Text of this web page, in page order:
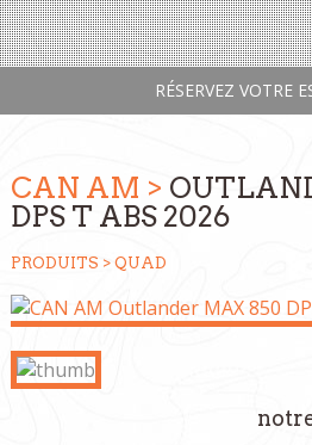
RÉSERVEZ VOTRE
CAN AM >
DPS T ABS 2026
PRODUITS > QUAD